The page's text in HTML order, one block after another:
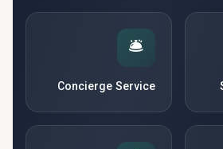
🛎️
Concierge Service